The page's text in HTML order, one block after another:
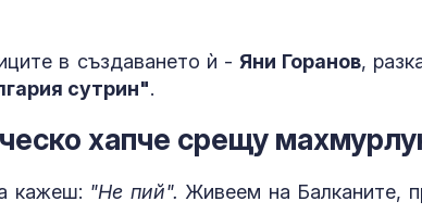
в създаването ѝ - Яни Горанов,
сутрин".
хапче срещу
кажеш: "Не пий". Живеем на Балканите,
дестинация за
космически
Острова се
хил. паунда